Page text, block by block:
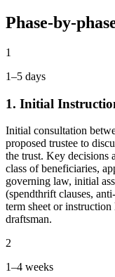
Phase-by-
1
1–5 days
1. Initial
Initial consultation
proposed trustee to
the trust. Key decisions
class of beneficiaries,
governing law, initial
(spendthrift clauses,
term sheet or
draftsman.
2
1–4 weeks